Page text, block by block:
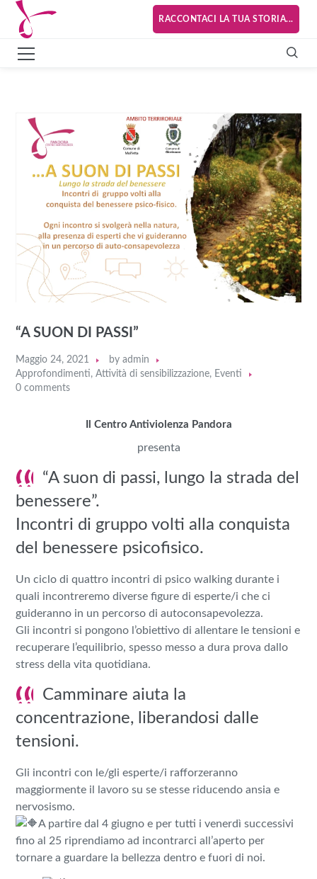
RACCONTACI LA TUA STORIA...
“A SUON DI PASSI”
Maggio 24, 2021 byadmin
Approfondimenti,Attività di sensibilizzazione, Eventi
0 comments
Il Centro Antiviolenza Pandora
presenta
“A suon di passi, lungo la strada del
benessere”.
Incontri di gruppo volti alla conquista
del benessere psicofisico.
Un ciclo di quattro incontri di psico walking durante i
quali incontreremo diverse figure di esperte/i che ci
guideranno in un percorso di autoconsapevolezza.
Gli incontri si pongono l’obiettivo di allentare le tensioni e
recuperare l’equilibrio, spesso messo a dura prova dallo
stress della vita quotidiana.
Camminare aiuta la
concentrazione, liberandosi dalle
tensioni.
Gli incontri con le/gli esperte/i rafforzeranno
maggiormente il lavoro su se stesse riducendo ansia e
nervosismo.
A partire dal 4 giugno e per tutti i venerdì successivi
fino al 25 riprendiamo ad incontrarci all’aperto per
tornare a guardare la bellezza dentro e fuori di noi.